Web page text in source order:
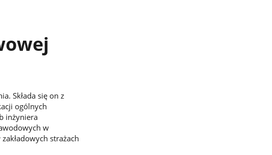
Składa się on z
ogólnych
inżyniera
w
strażach